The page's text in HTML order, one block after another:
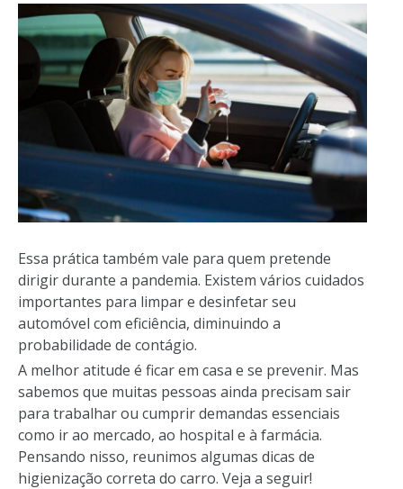
Essa prática também vale para quem pretende
dirigir durante a pandemia. Existem vários cuidados
importantes para limpar e desinfetar seu
automóvel com eficiência, diminuindo a
probabilidade de contágio.
A melhor atitude é ficar em casa e se prevenir. Mas
sabemos que muitas pessoas ainda precisam sair
para trabalhar ou cumprir demandas essenciais
como ir ao mercado, ao hospital e à farmácia.
Pensando nisso, reunimos algumas dicas de
higienização correta do carro. Veja a seguir!